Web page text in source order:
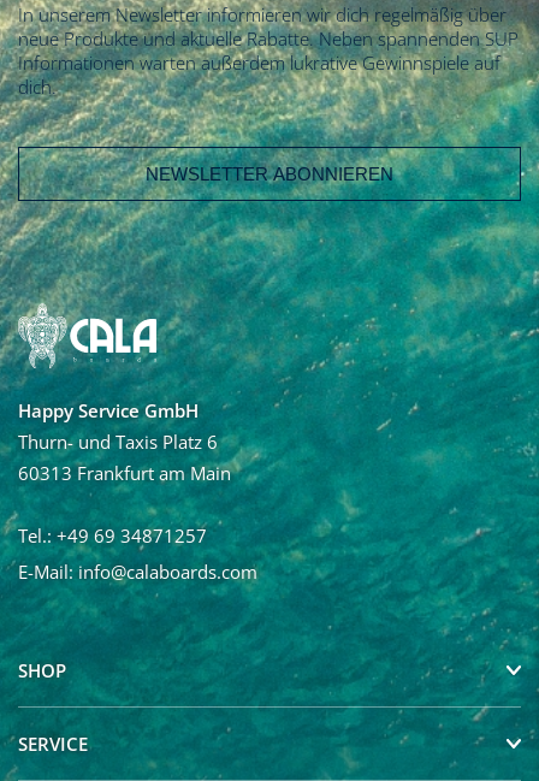
In unserem Newsletter informieren wir dich regelmäßig über
neue Produkte und aktuelle Rabatte. Neben spannenden SUP
Informationen warten außerdem lukrative Gewinnspiele auf
dich.
E-Mail Adresse
Vorname
Nachname
Ja, ich möchte den Newsletter von Calaboards erhalten
und regelmäßig mit Neuigkeiten und über Angebote
informiert werden. Die Abmeldung vom Newsletter ist
jederzeit möglich.
Happy Service GmbH
Thurn- und Taxis Platz 6
60313 Frankfurt am Main
Tel.: +49 69 34871257
E-Mail: info@calaboards.com
SHOP
SERVICE